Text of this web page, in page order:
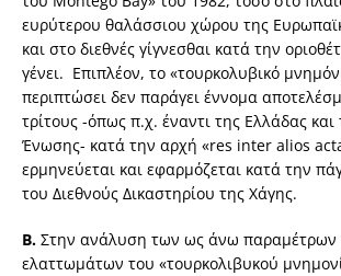
ευρύτερου θαλάσσιου χώρου της
και στο διεθνές γίγνεσθαι κατά την
γένει. Επιπλέον, το «τουρκολυβικό
περιπτώσει δεν παράγει έννομα
τρίτους -όπως π.χ. έναντι της Ελλάδας
Ένωσης- κατά την αρχή «res inter alios
ερμηνεύεται και εφαρμόζεται κατά την
του Διεθνούς Δικαστηρίου της Χάγης.
Β. Στην ανάλυση των ως άνω παραμέτρων
ελαττωμάτων του «τουρκολιβυκού